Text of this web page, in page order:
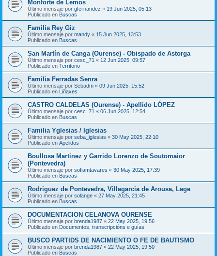
Monforte de Lemos
Último mensaje por gfernandez « 19 Jun 2025, 05:13
Publicado en Buscas
Familia Rey Giz
Último mensaje por mandy « 15 Jun 2025, 13:53
Publicado en Buscas
San Martín de Canga (Ourense) - Obispado de Astorga
Último mensaje por cesc_71 « 12 Jun 2025, 09:57
Publicado en Territorio
Familia Ferradas Senra
Último mensaje por Sebadm « 09 Jun 2025, 15:52
Publicado en Liñaxes
CASTRO CALDELAS (Ourense) - Apellido LÓPEZ
Último mensaje por cesc_71 « 06 Jun 2025, 12:54
Publicado en Buscas
Familia Yglesias / Iglesias
Último mensaje por seba_iglesias « 30 May 2025, 22:10
Publicado en Apelidos
Boullosa Martinez y Garrido Lorenzo de Soutomaior
(Pontevedra)
Último mensaje por sofiamtavares « 30 May 2025, 17:39
Publicado en Buscas
Rodriguez de Pontevedra, Villagarcia de Arousa, Lage
Último mensaje por solange « 27 May 2025, 21:45
Publicado en Buscas
DOCUMENTACION CELANOVA OURENSE
Último mensaje por brenda1987 « 22 May 2025, 19:56
Publicado en Documentos, transcripcións e guías
BUSCO PARTIDS DE NACIMIENTO O FE DE BAUTISMO
Último mensaje por brenda1987 « 22 May 2025, 19:50
Publicado en Buscas